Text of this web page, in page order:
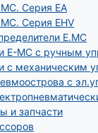
Серия EA
Серия EHV
E.MC
E-MC с ручным
с механическим
с
и запчасти